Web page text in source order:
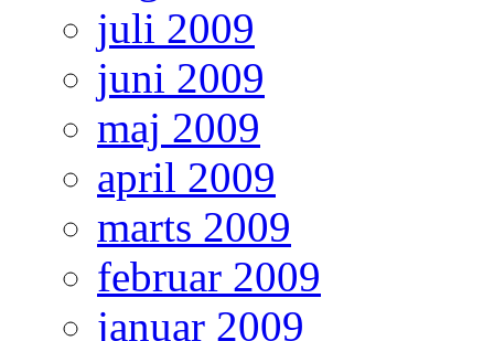
juli 2009
juni 2009
maj 2009
april 2009
marts 2009
februar 2009
januar 2009